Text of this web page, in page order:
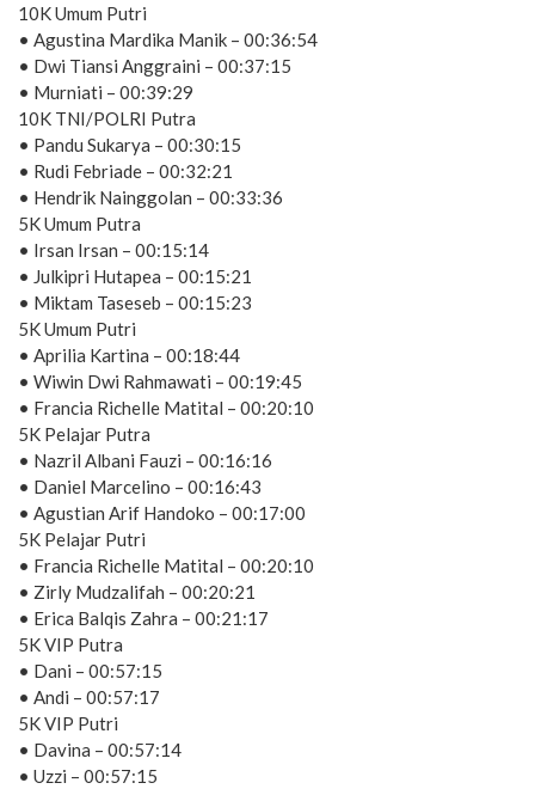
10K Umum Putri
• Agustina Mardika Manik – 00:36:54
• Dwi Tiansi Anggraini – 00:37:15
• Murniati – 00:39:29
10K TNI/POLRI Putra
• Pandu Sukarya – 00:30:15
• Rudi Febriade – 00:32:21
• Hendrik Nainggolan – 00:33:36
5K Umum Putra
• Irsan Irsan – 00:15:14
• Julkipri Hutapea – 00:15:21
• Miktam Taseseb – 00:15:23
5K Umum Putri
• Aprilia Kartina – 00:18:44
• Wiwin Dwi Rahmawati – 00:19:45
• Francia Richelle Matital – 00:20:10
5K Pelajar Putra
• Nazril Albani Fauzi – 00:16:16
• Daniel Marcelino – 00:16:43
• Agustian Arif Handoko – 00:17:00
5K Pelajar Putri
• Francia Richelle Matital – 00:20:10
• Zirly Mudzalifah – 00:20:21
• Erica Balqis Zahra – 00:21:17
5K VIP Putra
• Dani – 00:57:15
• Andi – 00:57:17
5K VIP Putri
• Davina – 00:57:14
• Uzzi – 00:57:15